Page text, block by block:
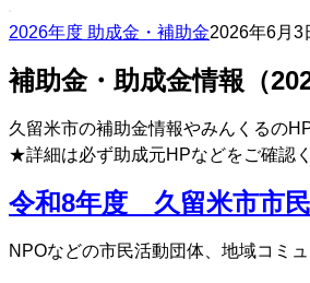
2026年度 助成金・補助金2026年6月3
補助金・助成金情報（
久留米市の補助金情報やみんくるの
★詳細は必ず助成元HPなどをご確認
令和8年度 久留米市市
NPOなどの市民活動団体、地域コミ